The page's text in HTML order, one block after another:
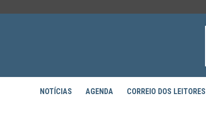
NOTÍCIAS AGENDA CORREIO DOS LEITORES